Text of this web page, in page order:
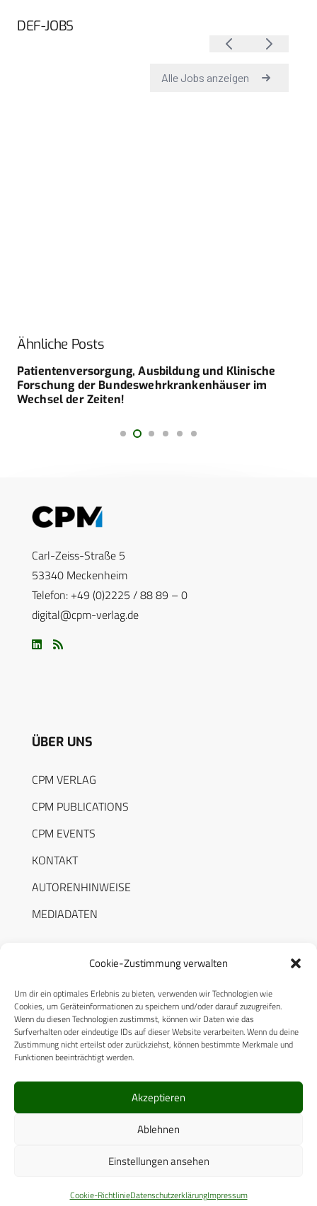
Cookie-Zustimmung verwalten
Um dir ein optimales Erlebnis zu bieten, verwenden wir Technologien wie
Cookies, um Geräteinformationen zu speichern und/oder darauf zuzugreifen.
Wenn du diesen Technologien zustimmst, können wir Daten wie das
Surfverhalten oder eindeutige IDs auf dieser Website verarbeiten. Wenn du deine
Zustimmung nicht erteilst oder zurückziehst, können bestimmte Merkmale und
Funktionen beeinträchtigt werden.
Akzeptieren
Ablehnen
Einstellungen ansehen
Cookie-RichtlinieDatenschutzerklärungImpressum
DEF-JOBS
Ähnliche Posts
Patientenversorgung, Ausbildung und Klinische
Forschung der Bundeswehrkrankenhäuser im
Wechsel der Zeiten!
Carl-Zeiss-Straße 5
53340 Meckenheim
Telefon: +49 (0)2225 / 88 89 – 0
digital@cpm-verlag.de
ÜBER UNS
CPM VERLAG
CPM PUBLICATIONS
CPM EVENTS
KONTAKT
AUTORENHINWEISE
MEDIADATEN
RECHTLICHES
Datenschutzerklärung
Cookie-Richtlinie (EU)
© 2025 CPM GmbH – Alle Rechte vorbehalten